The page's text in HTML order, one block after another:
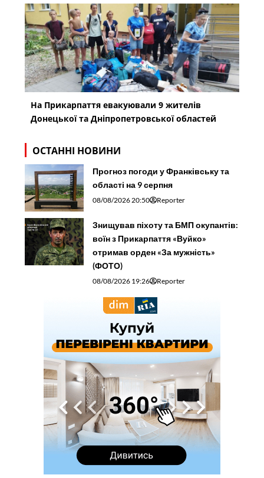
На Прикарпаття евакуювали 9 жителів
Донецької та Дніпропетровської областей
ОСТАННІ НОВИНИ
Прогноз погоди у Франківську та
області на 9 серпня
08/08/2026 20:50 Reporter
Знищував піхоту та БМП окупантів:
воїн з Прикарпаття «Вуйко»
отримав орден «За мужність»
(ФОТО)
08/08/2026 19:26 Reporter